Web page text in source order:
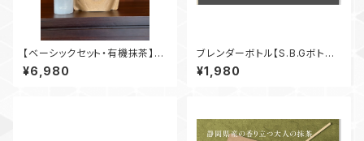
【ベーシックセット・有機抹茶】
S-BODY SHAKE 750g × S.
B.Gボトル
¥6,980
ブレンダーボトル【S.B.Gボトル】
ブラック 28oz 800ml
¥1,980